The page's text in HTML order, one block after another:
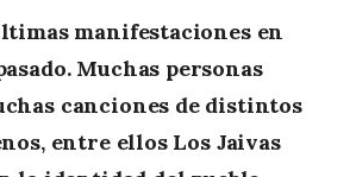
manifestaciones en
Muchas personas
canciones de distintos
entre ellos Los Jaivas